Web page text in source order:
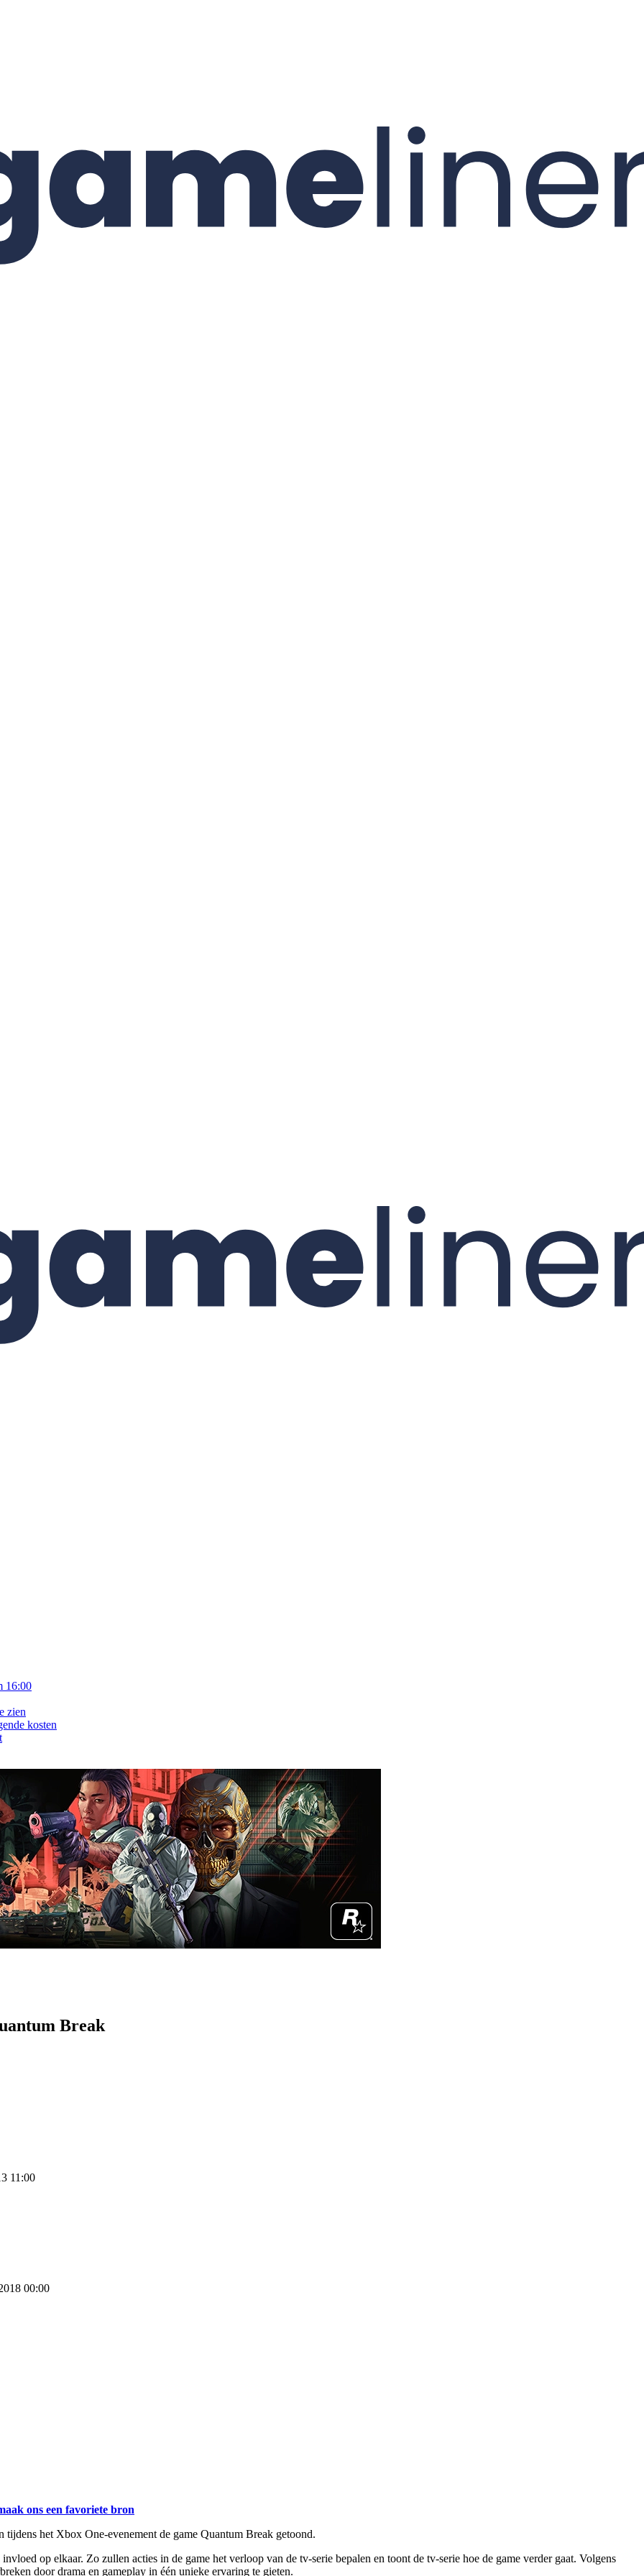
16:00
zien
kosten
Break
11:00
00:00
ons een favoriete bron
tijdens het Xbox One-evenement de game Quantum Break getoond.
op elkaar. Zo zullen acties in de game het verloop van de tv-serie bepalen en toont de tv-serie hoe de game verder gaat. Volgens
door drama en gameplay in één unieke ervaring te gieten.